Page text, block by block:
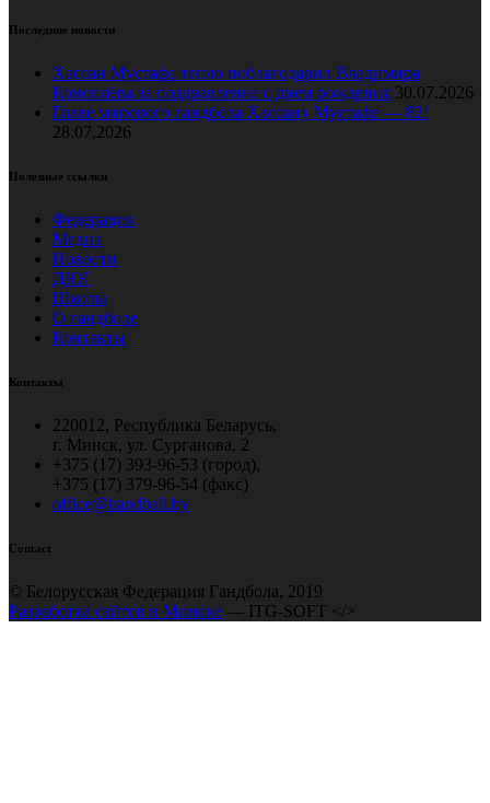
Последние новости
Хассан Мустафа тепло поблагодарил Владимира
Коноплёва за поздравление с днем рождения 30.07.2026
Главе мирового гандбола Хассану Мустафе — 82!
28.07.2026
Полезные ссылки
Федерация
Медиа
Новости
ДЮГ
Школы
О гандболе
Контакты
Контакты
220012, Республика Беларусь,
г. Минск, ул. Сурганова, 2
+375 (17) 393-96-53 (город),
+375 (17) 379-96-54 (факс)
office@handball.by
Contact
© Белорусская Федерация Гандбола, 2019
Разработка сайтов в Минске — ITG-SOFT </>